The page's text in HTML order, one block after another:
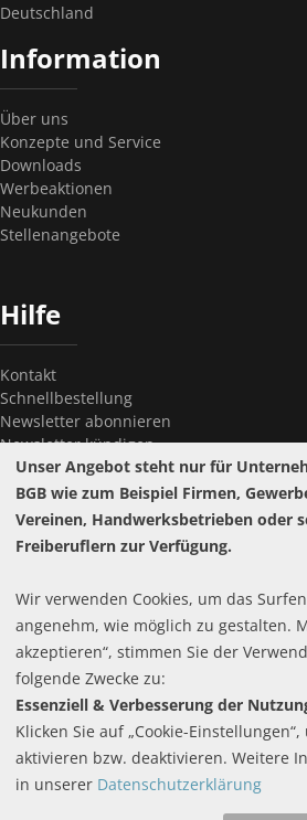
Deutschland
Information
Über uns
Konzepte und Service
Downloads
Werbeaktionen
Neukunden
Stellenangebote
Hilfe
Kontakt
Schnellbestellung
Newsletter abonnieren
Newsletter kündigen
Passwort vergessen?
Widerrufsrecht
Pflichttexte
Batteriehinweis
Cookie-Einstellungen
Copyright ©
Unser Angebot steht nur für
BGB wie zum Beispiel Firmen,
Vereinen, Handwerksbetrieben oder
Freiberuflern zur Verfügung.
Wir verwenden Cookies, um das
angenehm, wie möglich zu gestalten.
akzeptieren“, stimmen Sie der
folgende Zwecke zu:
Essenziell & Verbesserung der
Klicken Sie auf „Cookie-
aktivieren bzw. deaktivieren. Weitere
in unserer Datenschutzerklärung